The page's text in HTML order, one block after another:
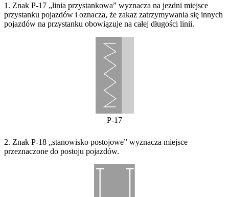
1. Znak P-17 „linia przystankowa” wyznacza na jezdni miejsce
przystanku pojazdów i oznacza, że zakaz zatrzymywania się innych
pojazdów na przystanku obowiązuje na całej długości linii.
P-17
2. Znak P-18 „stanowisko postojowe” wyznacza miejsce
przeznaczone do postoju pojazdów.